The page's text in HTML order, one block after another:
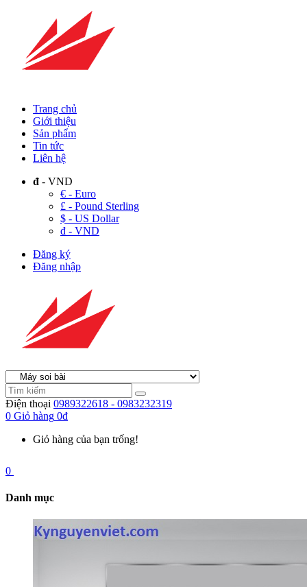
Trang chủ
Giới thiệu
Sản phẩm
Tin tức
Liên hệ
đ - VND
€ - Euro
£ - Pound Sterling
$ - US Dollar
đ - VND
Đăng ký
Đăng nhập
Điện thoại 0989322618 - 0983232319
0 Giỏ hàng 0đ
Giỏ hàng của bạn trống!
0
Danh mục